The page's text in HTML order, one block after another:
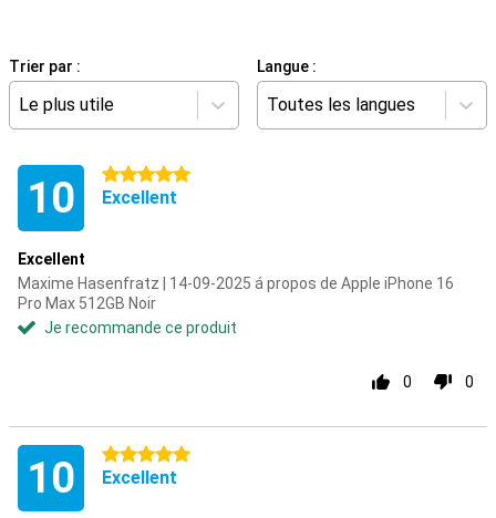
Trier par :
Le plus utile
Langue :
Toutes les langues
10 5 étoiles
Excellent
Excellent
Maxime Hasenfratz | 14-09-2025 á propos de Apple iPhone 16
Pro Max 512GB Noir
Je recommande ce produit
0 0
10 5 étoiles
Excellent